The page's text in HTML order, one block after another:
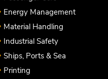
Energy Management
Material Handling
Industrial Safety
Ships, Ports & Sea
Printing